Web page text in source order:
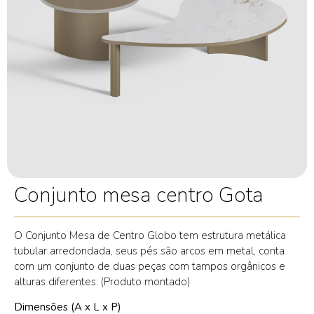
Conjunto mesa centro Gota
O Conjunto Mesa de Centro Globo tem estrutura metálica
tubular arredondada, seus pés são arcos em metal, conta
com um conjunto de duas peças com tampos orgânicos e
alturas diferentes. (Produto montado)
Dimensões (A x L x P)